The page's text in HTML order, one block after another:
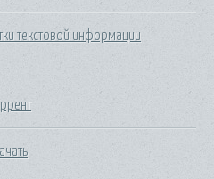
текстовой информации